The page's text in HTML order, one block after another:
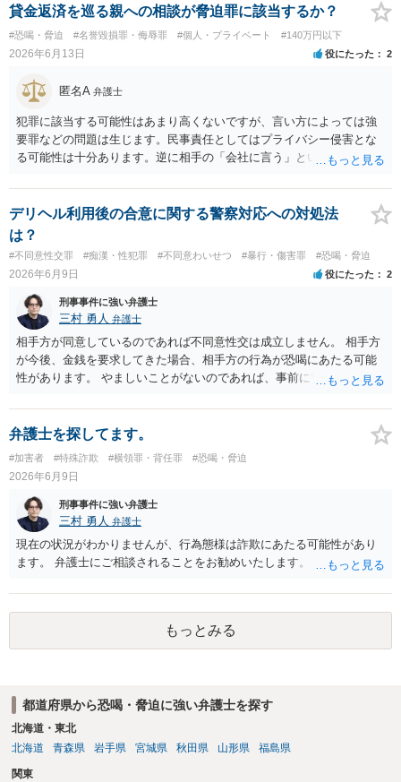
解を検討します。 弁護士に依頼せず、ご自身で手続きを進めることは
できますが、経験上うまくいった例をみたことがありません。 弁護士
へご相談されることをお勧めはいたします。 ※余談ですが、被害者通
知を依頼すると現在の検察庁での捜査進行や公判期日を知ることがで
きますので、送致後であれば検察庁に電話してみてください。
貸金返済を巡る親への相談が脅迫罪に該当するか？
#恐喝・脅迫 #名誉毀損罪・侮辱罪 #個人・プライベート #140万円以下
2026年6月13日 役にたった 2
匿名A 弁護士
犯罪に該当する可能性はあまり高くないですが、言い方によっては強
要罪などの問題は生じます。民事責任としてはプライバシー侵害とな
る可能性は十分あります。逆に相手の「会社に言う」という発言は脅
（双方の主張ともに取り合わない）でしょう。 返済がなされないので
あれば訴訟や支払督促など法的措置を取るべきというのが法律相談と
しての模範解答となります。「親に言う」という行為が犯罪に該当し
ないとしても、本件のように余計なトラブルを招き、相手が反発して
任意の返済が期待できなくなり、事情によっては不法行為を主張され
て事実上相殺（減額）となってしまうリスクもあり、何の得にもなり
ません。
デリヘル利用後の合意に関する警察対応への対処法
は？
#不同意性交罪 #痴漢・性犯罪 #不同意わいせつ #暴行・傷害罪 #恐喝・脅迫
2026年6月9日 役にたった 2
刑事事件に強い弁護士
三村 勇人 弁護士
相手方が同意しているのであれば不同意性交は成立しません。 相手方
が今後、金銭を要求してきた場合、相手方の行為が恐喝にあたる可能
性があります。 やましいことがないのであれば、事前に警察に相談す
弁護士を探してます。
#加害者 #特殊詐欺 #横領罪・背任罪 #恐喝・脅迫
2026年6月9日
刑事事件に強い弁護士
三村 勇人 弁護士
現在の状況がわかりませんが、行為態様は詐欺にあたる可能性があり
ます。 弁護士にご相談されることをお勧めいたします。
もっとみる
都道府県から恐喝・脅迫に強い弁護士を探す
北海道・東北
北海道
青森県 岩手県 宮城県 秋田県 山形県 福島県
関東